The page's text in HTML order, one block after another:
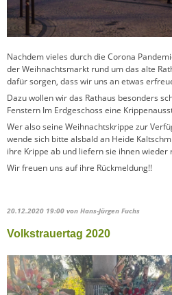
Nachdem vieles durch die Corona
der Weihnachtsmarkt rund um das alte
dafür sorgen, dass wir uns an etwas
Dazu wollen wir das Rathaus besonders
Fenstern Im Erdgeschoss eine
Wer also seine Weihnachtskrippe zur
wende sich bitte alsbald an Heide
ihre Krippe ab und liefern sie ihnen wieder
Wir freuen uns auf ihre Rückmeldung!!
20.12.2020 19:00 von Hans-Jürgen Fuchs
Volkstrauertag 2020